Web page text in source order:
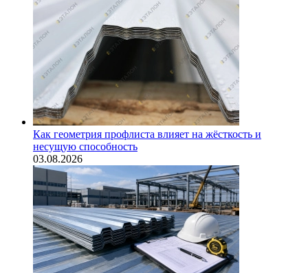
Как геометрия профлиста влияет на жёсткость и
несущую способность
03.08.2026